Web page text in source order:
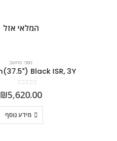
המלאי אזל
מסכי מחשב
0
out of 5
₪5,620.00
מידע נוסף